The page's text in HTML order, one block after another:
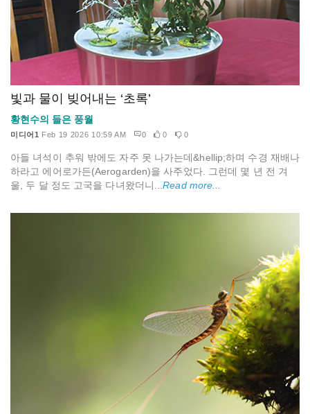
빛과 물이 빚어내는 ‘초록’
황현수의 들은 풍월
미디어1 Feb 19 2026 10:59 AM 0 0 0
아들 녀석이 추워 밖에도 자주 못 나가는데&hellip;하며 수경 재배나
하라고 에어로가든(Aerogarden)을 사주었다. 그런데 몇 년 전 겨
울, 두 달 정도 고국을 다녀왔더니...Read more...